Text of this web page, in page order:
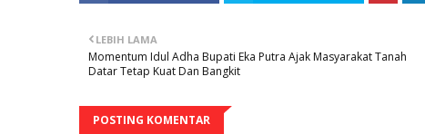
LEBIH LAMA
Momentum Idul Adha Bupati Eka Putra Ajak Masyarakat Tanah
Datar Tetap Kuat Dan Bangkit
POSTING KOMENTAR